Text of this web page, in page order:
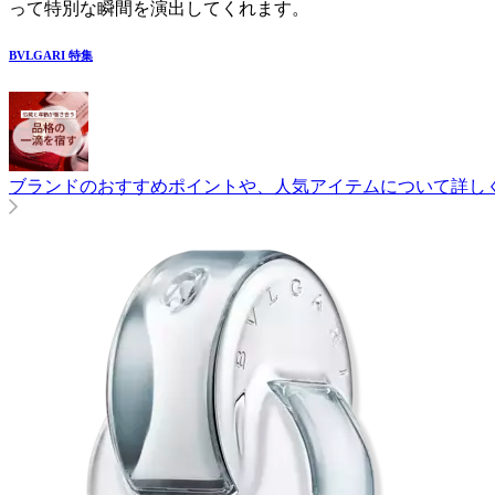
って特別な瞬間を演出してくれます。
BVLGARI 特集
ブランドのおすすめポイントや、人気アイテムについて詳し